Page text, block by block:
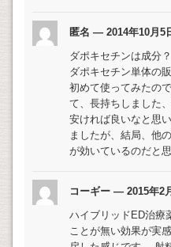
匿名 — 2014年10月5
ダポキセチンは成分？
ダポキセチン単体の
初めて使ってみたの
て、長持ちしました
安ければ良いなと思
ましたが、結局、他
が効いているのだと
コーギー — 2015年2
ハイブリッドED治療
ことが無い効果が実